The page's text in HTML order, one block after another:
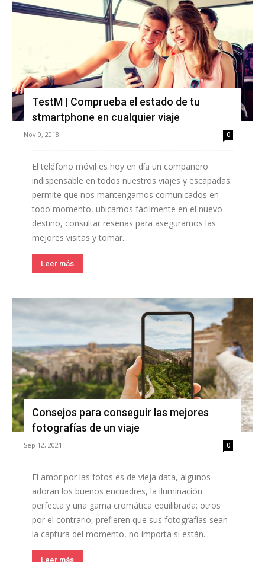
TestM | Comprueba el estado de tu
stmartphone en cualquier viaje
Nov 9, 2018 0
El teléfono móvil es hoy en día un compañero
indispensable en todos nuestros viajes y escapadas:
permite que nos mantengamos comunicados en
todo momento, ubicarnos fácilmente en el nuevo
destino, consultar reseñas para asegurarnos las
mejores visitas y tomar...
Leer más
Consejos para conseguir las mejores
fotografías de un viaje
Sep 12, 2021 0
El amor por las fotos es de vieja data, algunos
adoran los buenos encuadres, la iluminación
perfecta y una gama cromática equilibrada; otros
por el contrario, prefieren que sus fotografías sean
la captura del momento, no importa si están...
Leer más